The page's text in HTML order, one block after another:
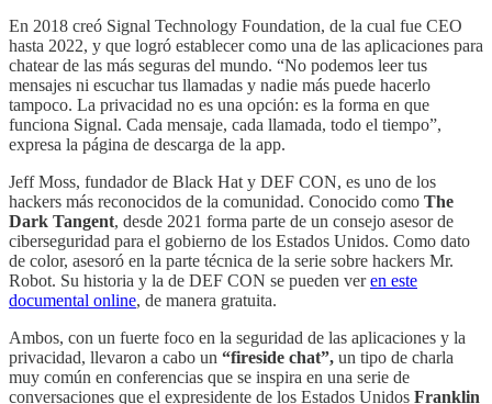
En 2018 creó Signal Technology Foundation, de la cual fue CEO
hasta 2022, y que logró establecer como una de las aplicaciones para
chatear de las más seguras del mundo. “No podemos leer tus
mensajes ni escuchar tus llamadas y nadie más puede hacerlo
tampoco. La privacidad no es una opción: es la forma en que
funciona Signal. Cada mensaje, cada llamada, todo el tiempo”,
expresa la página de descarga de la app.
Jeff Moss, fundador de Black Hat y DEF CON, es uno de los
hackers más reconocidos de la comunidad. Conocido como The
Dark Tangent, desde 2021 forma parte de un consejo asesor de
ciberseguridad para el gobierno de los Estados Unidos. Como dato
de color, asesoró en la parte técnica de la serie sobre hackers Mr.
Robot. Su historia y la de DEF CON se pueden veren este
documental online, de manera gratuita.
Ambos, con un fuerte foco en la seguridad de las aplicaciones y la
privacidad, llevaron a cabo un “fireside chat”, un tipo de charla
muy común en conferencias que se inspira en una serie de
conversaciones que el expresidente de los Estados Unidos Franklin